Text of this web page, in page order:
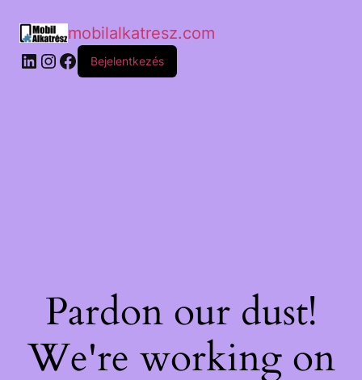
mobilalkatresz.com
Bejelentkezés
Pardon our dust!
We're working on